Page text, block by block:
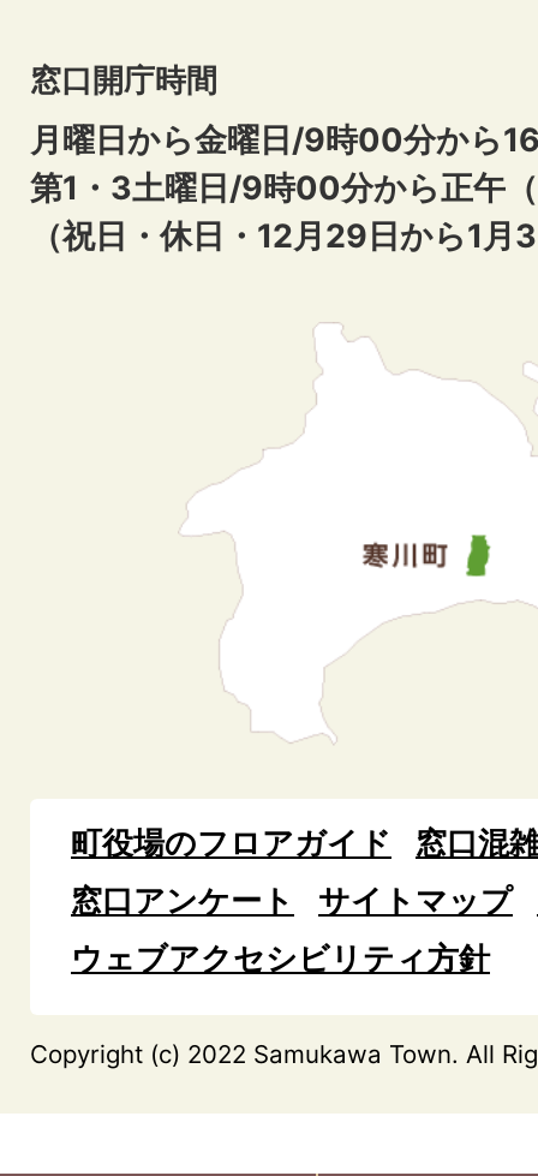
窓口開庁時間
月曜日から金曜日/9時00分から
第1・3土曜日/9時00分から正午
（祝日・休日・12月29日から1月
町役場のフロアガイド
窓口混
窓口アンケート
サイトマップ
ウェブアクセシビリティ方針
Copyright (c) 2022 Samukawa Town. All